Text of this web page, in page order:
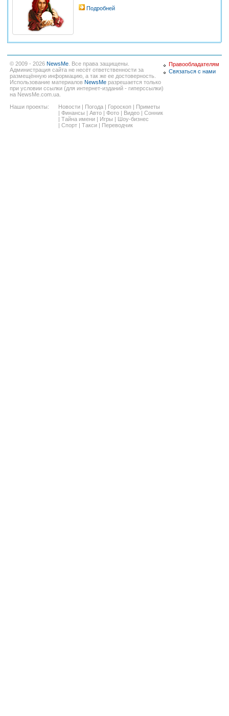
Подробней
© 2009 - 2026 NewsMe . Все права защищены.
Администрация сайта не несёт ответственности за
размещённую информацию, а так же ее достоверность.
Использование материалов NewsMe разрешается только
при условии ссылки (для интернет-изданий - гиперссылки)
на NewsMe.com.ua.
Наши проекты:
Новости | Погода | Гороскоп | Приметы
| Финансы | Авто | Фото | Видео | Сонник
| Тайна имени | Игры | Шоу-бизнес
| Спорт | Такси | Переводчик
Правообладателям
Связаться с нами